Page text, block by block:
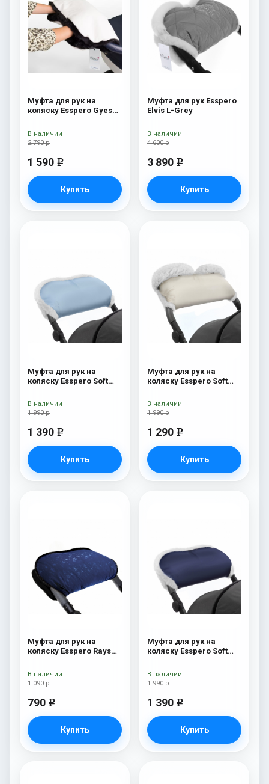
Муфта для рук на
коляску Esspero Gуеs
2 790 р
1 590 e
Купить
В наличии
Муфта для рук Esspero
Elvis L-Grey
4 600 р
3 890 e
Купить
В наличии
Муфта для рук на
коляску Esspero Soft
1 990 р
1 390 e
Купить
В наличии
Муфта для рук на
коляску Esspero Soft
шерсть) Beige
1 990 р
1 290 e
Купить
В наличии
Муфта для рук на
коляску Esspero Rays
1 090 р
790 e
Купить
В наличии
Муфта для рук на
коляску Esspero Soft
1 990 р
1 390 e
Купить
В наличии